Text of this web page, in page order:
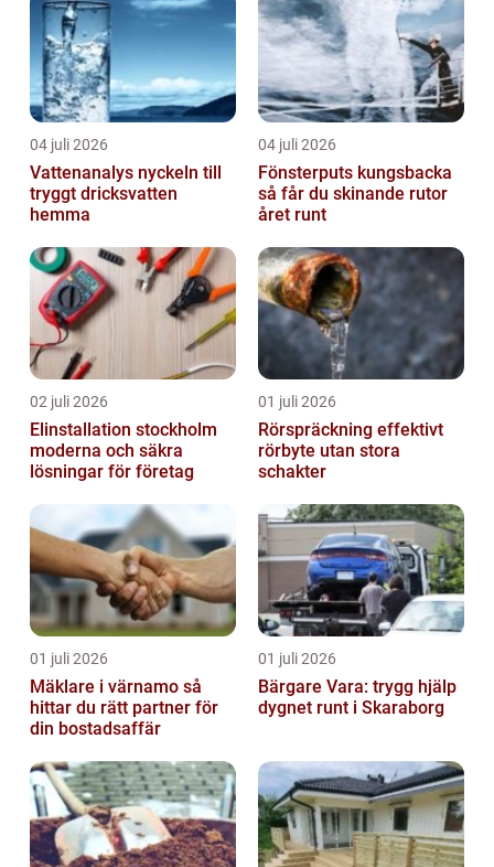
04 juli 2026
Vattenanalys nyckeln till
tryggt dricksvatten
hemma
04 juli 2026
Fönsterputs kungsbacka
så får du skinande rutor
året runt
02 juli 2026
Elinstallation stockholm
moderna och säkra
lösningar för företag
01 juli 2026
Rörspräckning effektivt
rörbyte utan stora
schakter
01 juli 2026
Mäklare i värnamo så
hittar du rätt partner för
din bostadsaffär
01 juli 2026
Bärgare Vara: trygg hjälp
dygnet runt i Skaraborg